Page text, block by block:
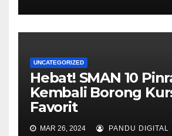
UNCATEGORIZED
Hebat! SMAN 10
Kembali Borong
Favorit
MAR 26, 2024 PANDU DIGITAL